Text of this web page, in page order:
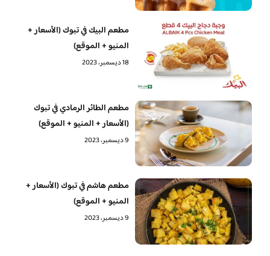
مطعم البيك في تبوك (الأسعار +
المنيو + الموقع)
18 ديسمبر، 2023
مطعم الطائر الرمادي في تبوك
(الأسعار + المنيو + الموقع)
9 ديسمبر، 2023
مطعم هاشم في تبوك (الأسعار +
المنيو + الموقع)
9 ديسمبر، 2023